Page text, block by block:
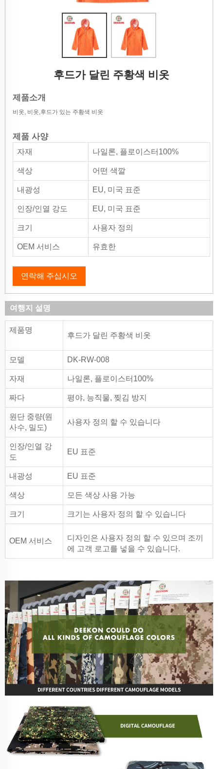
후드가 달린 주황색 비옷
제품소개
비옷, 비옷,후드가 있는 주황색 비옷
제품 사양
자재 나일론, 플로이스터100%
색상 어떤 색깔
내광성 EU, 미국 표준
인장/인열 강도 EU, 미국 표준
크기 사용자 정의
OEM 서비스 유효한
연락해 주십시오
여행지 설명
제품명
후드가 달린 주황색 비옷
모델 DK-RW-008
자재 나일론, 플로이스터100%
짜다 평야, 능직물, 찢김 방지
원단 중량(원
사수, 밀도)
사용자 정의 할 수 있습니다
인장/인열 강
도
EU 표준
내광성 EU 표준
색상 모든 색상 사용 가능
크기 크기는 사용자 정의 할 수 있습니다
OEM 서비스
디자인은 사용자 정의 할 수 있으며 조끼
에 고객 로고를 넣을 수 있습니다.